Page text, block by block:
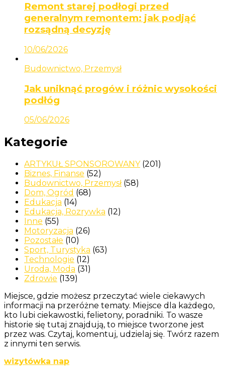
Remont starej podłogi przed
generalnym remontem: jak podjąć
rozsądną decyzję
10/06/2026
Budownictwo, Przemysł
Jak uniknąć progów i różnic wysokości
podłóg
05/06/2026
Kategorie
ARTYKUŁ SPONSOROWANY(201)
Biznes, Finanse (52)
Budownictwo, Przemysł(58)
Dom, Ogród (68)
Edukacja (14)
Edukacja, Rozrywka (12)
Inne (55)
Motoryzacja (26)
Pozostałe (10)
Sport, Turystyka (63)
Technologie (12)
Uroda, Moda (31)
Zdrowie (139)
Miejsce, gdzie możesz przeczytać wiele ciekawych
informacji na przeróżne tematy. Miejsce dla każdego,
kto lubi ciekawostki, felietony, poradniki. To wasze
historie się tutaj znajdują, to miejsce tworzone jest
przez was. Czytaj, komentuj, udzielaj się. Twórz razem
z innymi ten serwis.
wizytówka nap